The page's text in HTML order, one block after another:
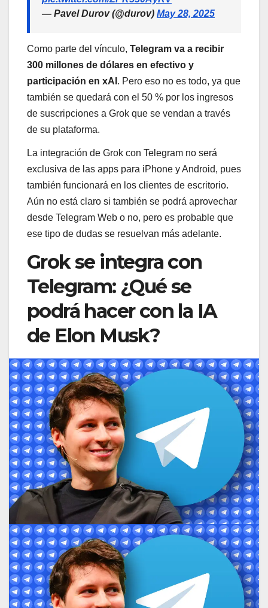
— Pavel Durov (@durov) May 28, 2025
Como parte del vínculo, Telegram va a recibir
300 millones de dólares en efectivo y
participación en xAI . Pero eso no es todo, ya que
también se quedará con el 50 % por los ingresos
de suscripciones a Grok que se vendan a través
de su plataforma.
La integración de Grok con Telegram no será
exclusiva de las apps para iPhone y Android, pues
también funcionará en los clientes de escritorio.
Aún no está claro si también se podrá aprovechar
desde Telegram Web o no, pero es probable que
ese tipo de dudas se resuelvan más adelante.
Grok se integra con
Telegram: ¿Qué se
podrá hacer con la IA
de Elon Musk?